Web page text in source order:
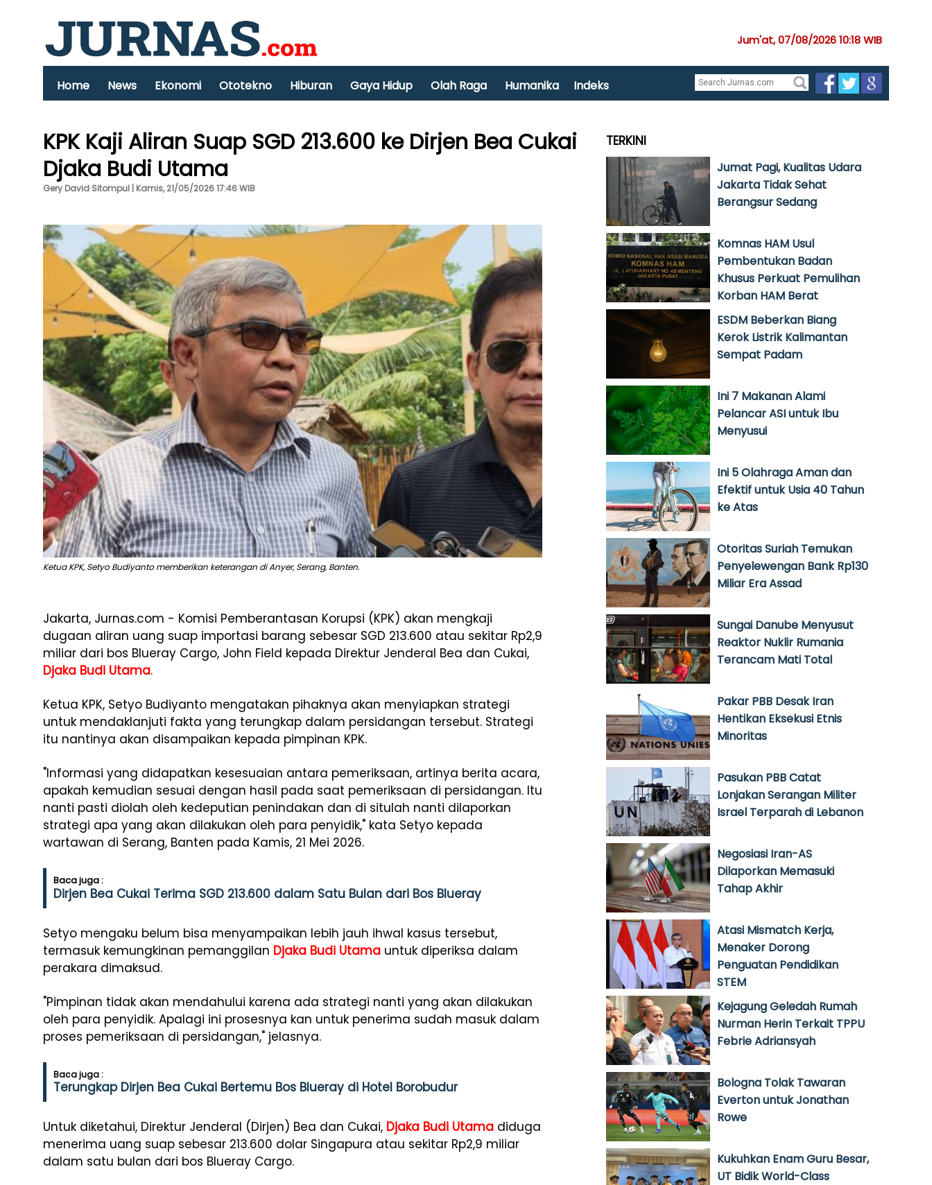
Jum'at, 07/08/2026 10:18 WIB
Home News Ekonomi Ototekno Hiburan Gaya Hidup Olah Raga Humanika Indeks
KPK Kaji Aliran Suap SGD 213.600 ke Dirjen Bea Cukai
Djaka Budi Utama
Gery David Sitompul | Kamis, 21/05/2026 17:46 WIB
Ketua KPK, Setyo Budiyanto memberikan keterangan di Anyer, Serang, Banten.
Jakarta, Jurnas.com - Komisi Pemberantasan Korupsi (KPK) akan mengkaji
dugaan aliran uang suap importasi barang sebesar SGD 213.600 atau sekitar Rp2,9
miliar dari bos Blueray Cargo, John Field kepada Direktur Jenderal Bea dan Cukai,
Djaka Budi Utama.
Ketua KPK, Setyo Budiyanto mengatakan pihaknya akan menyiapkan strategi
untuk mendaklanjuti fakta yang terungkap dalam persidangan tersebut. Strategi
itu nantinya akan disampaikan kepada pimpinan KPK.
"Informasi yang didapatkan kesesuaian antara pemeriksaan, artinya berita acara,
apakah kemudian sesuai dengan hasil pada saat pemeriksaan di persidangan. Itu
nanti pasti diolah oleh kedeputian penindakan dan di situlah nanti dilaporkan
strategi apa yang akan dilakukan oleh para penyidik," kata Setyo kepada
wartawan di Serang, Banten pada Kamis, 21 Mei 2026.
Baca juga :
Dirjen Bea Cukai Terima SGD 213.600 dalam Satu Bulan dari Bos Blueray
Setyo mengaku belum bisa menyampaikan lebih jauh ihwal kasus tersebut,
termasuk kemungkinan pemanggilan Djaka Budi Utama untuk diperiksa dalam
perakara dimaksud.
"Pimpinan tidak akan mendahului karena ada strategi nanti yang akan dilakukan
oleh para penyidik. Apalagi ini prosesnya kan untuk penerima sudah masuk dalam
proses pemeriksaan di persidangan," jelasnya.
Baca juga :
Terungkap Dirjen Bea Cukai Bertemu Bos Blueray di Hotel Borobudur
Untuk diketahui, Direktur Jenderal (Dirjen) Bea dan Cukai, Djaka Budi Utama diduga
menerima uang suap sebesar 213.600 dolar Singapura atau sekitar Rp2,9 miliar
dalam satu bulan dari bos Blueray Cargo.
TERKINI
Jumat Pagi, Kualitas Udara
Jakarta Tidak Sehat
Berangsur Sedang
Komnas HAM Usul
Pembentukan Badan
Khusus Perkuat Pemulihan
Korban HAM Berat
ESDM Beberkan Biang
Kerok Listrik Kalimantan
Sempat Padam
Ini 7 Makanan Alami
Pelancar ASI untuk Ibu
Menyusui
Ini 5 Olahraga Aman dan
Efektif untuk Usia 40 Tahun
ke Atas
Otoritas Suriah Temukan
Penyelewengan Bank Rp130
Miliar Era Assad
Sungai Danube Menyusut
Reaktor Nuklir Rumania
Terancam Mati Total
Pakar PBB Desak Iran
Hentikan Eksekusi Etnis
Minoritas
Pasukan PBB Catat
Lonjakan Serangan Militer
Israel Terparah di Lebanon
Negosiasi Iran-AS
Dilaporkan Memasuki
Tahap Akhir
Atasi Mismatch Kerja,
Menaker Dorong
Penguatan Pendidikan
STEM
Kejagung Geledah Rumah
Nurman Herin Terkait TPPU
Febrie Adriansyah
Bologna Tolak Tawaran
Everton untuk Jonathan
Rowe
Kukuhkan Enam Guru Besar,
UT Bidik World-Class